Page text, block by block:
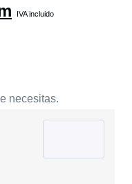
IVA incluido
necesitas.